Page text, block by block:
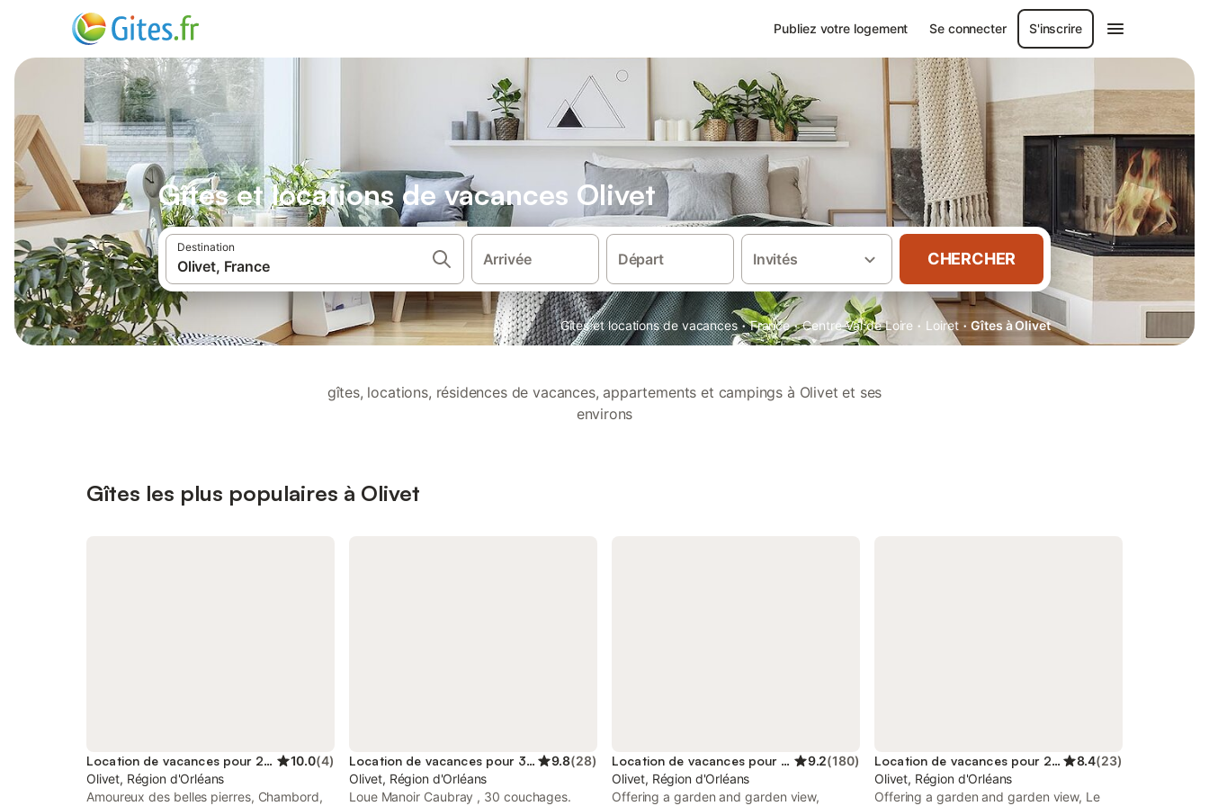
Publiez votre logement Se connecter S'inscrire
Gîtes et locations de vacances Olivet
Destination
Arrivée Départ Invités CHERCHER
Gîtes et locations de vacances · France · Centre-Val de Loire · Loiret · Gîtes à Olivet
gîtes, locations, résidences de vacances, appartements et campings à Olivet et ses
environs
Gîtes les plus populaires à Olivet
Location de vacances pour 2 personnes 10.0(4)
Olivet, Région d'Orléans
Amoureux des belles pierres, Chambord,
Location de vacances pour 30 personnes 9.8(28)
Olivet, Région d'Orléans
Loue Manoir Caubray , 30 couchages.
Location de vacances pour 2 personnes 9.2(180)
Olivet, Région d'Orléans
Offering a garden and garden view,
Location de vacances pour 2 personnes 8.4(23)
Olivet, Région d'Orléans
Offering a garden and garden view, Le